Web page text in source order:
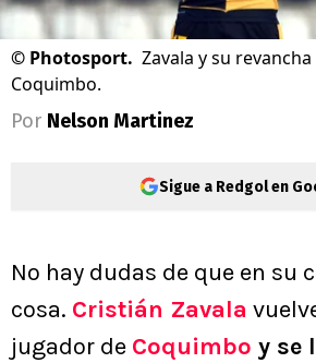
© Photosport. Zavala y su
Coquimbo.
Por Nelson Martinez
Sigue a Redgol en
No hay dudas de que en su
cosa. Cristián Zavala
jugador de Coquimbo y se